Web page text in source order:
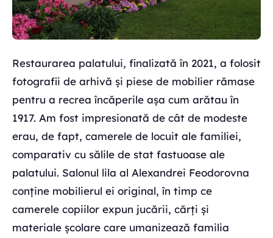
Restaurarea palatului, finalizată în 2021, a folosit
fotografii de arhivă și piese de mobilier rămase
pentru a recrea încăperile așa cum arătau în
1917. Am fost impresionată de cât de modeste
erau, de fapt, camerele de locuit ale familiei,
comparativ cu sălile de stat fastuoase ale
palatului. Salonul lila al Alexandrei Feodorovna
conține mobilierul ei original, în timp ce
camerele copiilor expun jucării, cărți și
materiale școlare care umanizează familia